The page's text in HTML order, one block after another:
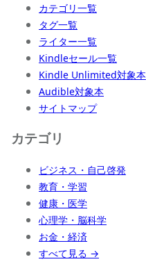
カテゴリ一覧
タグ一覧
ライター一覧
Kindleセール一覧
Kindle Unlimited対象本
Audible対象本
サイトマップ
カテゴリ
ビジネス・自己啓発
教育・学習
健康・医学
心理学・脳科学
お金・経済
すべて見る →